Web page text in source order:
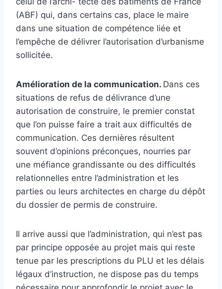
(ABF) qui, dans certains cas, place le maire
dans une situation de compétence liée et
l’empêche de délivrer l’autorisation d’urbanisme
sollicitée.
Amélioration de la communication. Dans ces
situations de refus de délivrance d’une
autorisation de construire, le premier constat
que l’on puisse faire a trait aux difficultés de
communication. Ces dernières résultent
souvent d’opinions préconçues, nourries par
une méfiance grandissante ou des difficultés
relationnelles entre l’administration et les
parties ou leurs architectes en charge du dépôt
du dossier de permis de construire.
Il arrive aussi que l’administration, qui n’est pas
par principe opposée au projet mais qui reste
tenue par les prescriptions du PLU et les délais
légaux d’instruction, ne dispose pas du temps